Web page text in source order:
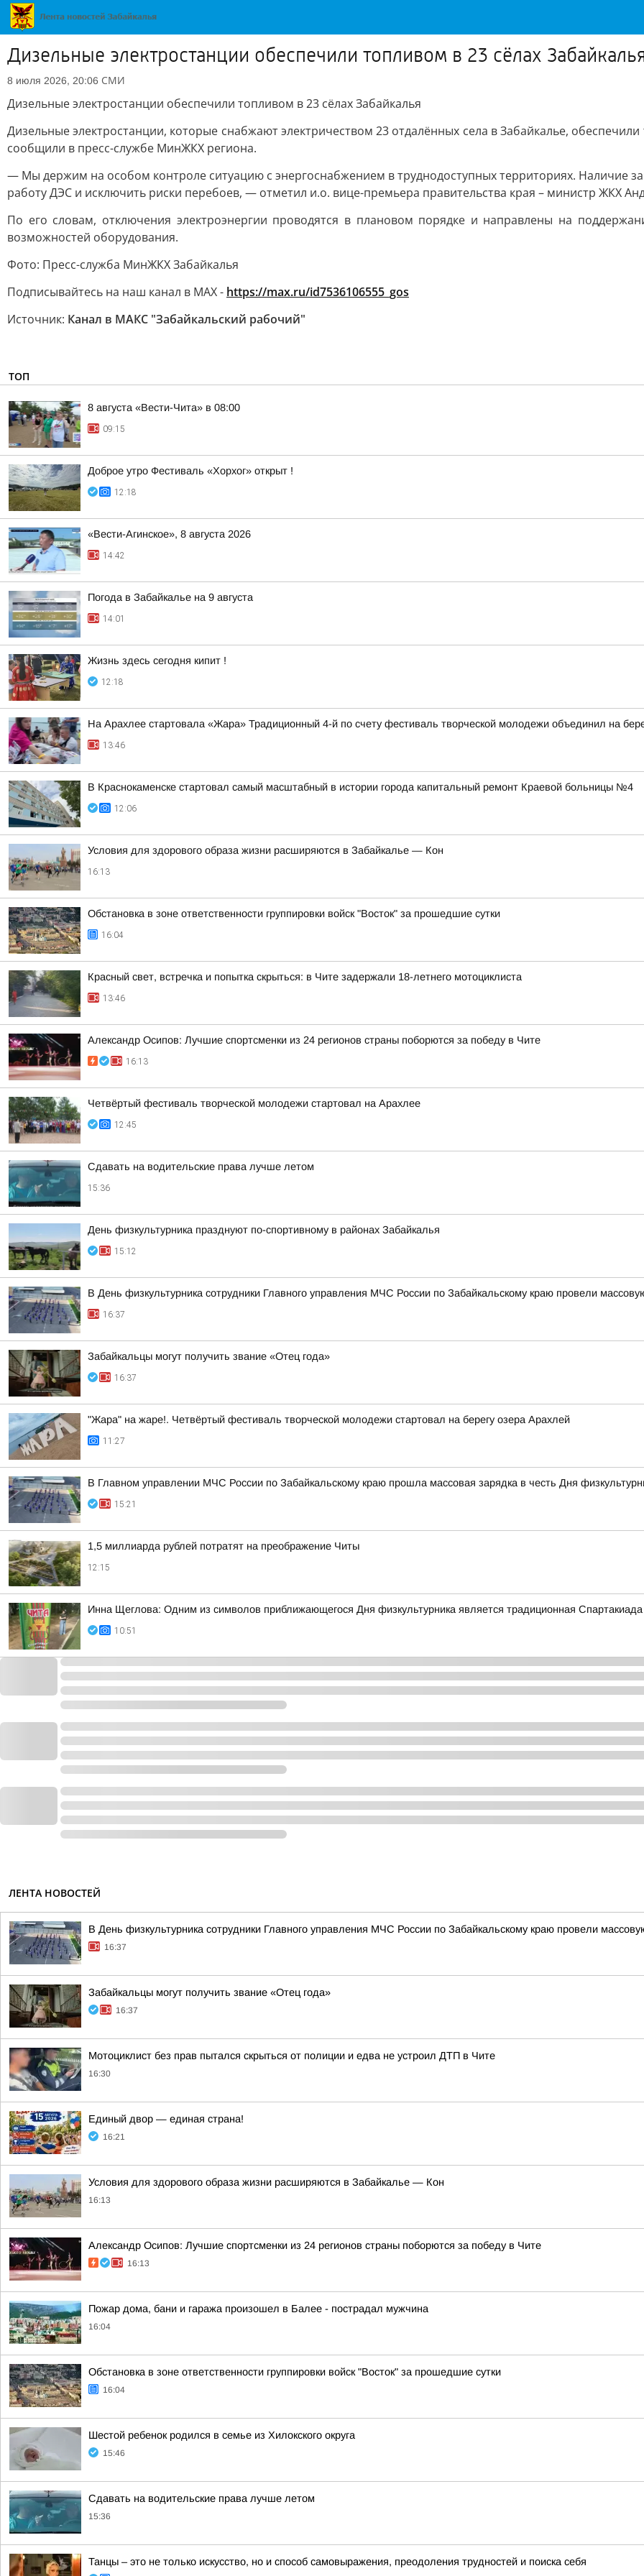
Дизельные электростанции обеспечили топливом в 23 сёлах
8 июля 2026, 20:06 СМИ
Дизельные электростанции обеспечили топливом в 23 сёлах Забайкалья
Дизельные электростанции, которые снабжают электричеством 23 отдалённых села в Забайкалье,
сообщили в пресс-службе МинЖКХ региона.
— Мы держим на особом контроле ситуацию с энергоснабжением в труднодоступных территориях. Наличие
работу ДЭС и исключить риски перебоев, — отметил и.о. вице-премьера правительства края – министр ЖКХ
По его словам, отключения электроэнергии проводятся в плановом порядке и направлены на
возможностей оборудования.
Фото: Пресс-служба МинЖКХ Забайкалья
Подписывайтесь на наш канал в MAX - https://max.ru/id7536106555_gos
Источник: Канал в МАКС "Забайкальский рабочий"
ТОП
8 августа «Вести-Чита» в 08:00
09:15
Доброе утро Фестиваль «Хорхог» открыт !
12:18
«Вести-Агинское», 8 августа 2026
14:42
Погода в Забайкалье на 9 августа
14:01
Жизнь здесь сегодня кипит !
12:18
На Арахлее стартовала «Жара» Традиционный 4-й по счету фестиваль творческой молодежи объединил на
13:46
В Краснокаменске стартовал самый масштабный в истории города капитальный ремонт Краевой больницы №4
12:06
Условия для здорового образа жизни расширяются в Забайкалье — Кон
16:13
Обстановка в зоне ответственности группировки войск "Восток" за прошедшие сутки
16:04
Красный свет, встречка и попытка скрыться: в Чите задержали 18-летнего мотоциклиста
13:46
Александр Осипов: Лучшие спортсменки из 24 регионов страны поборются за победу в Чите
16:13
Четвёртый фестиваль творческой молодежи стартовал на Арахлее
12:45
Сдавать на водительские права лучше летом
15:36
День физкультурника празднуют по-спортивному в районах Забайкалья
15:12
В День физкультурника сотрудники Главного управления МЧС России по Забайкальскому краю провели
16:37
Забайкальцы могут получить звание «Отец года»
16:37
"Жара" на жаре!. Четвёртый фестиваль творческой молодежи стартовал на берегу озера Арахлей
11:27
В Главном управлении МЧС России по Забайкальскому краю прошла массовая зарядка в честь Дня
15:21
1,5 миллиарда рублей потратят на преображение Читы
12:15
Инна Щеглова: Одним из символов приближающегося Дня физкультурника является традиционная Спартакиада
10:51
ЛЕНТА НОВОСТЕЙ
В День физкультурника сотрудники Главного управления МЧС России по Забайкальскому краю провели
16:37
Забайкальцы могут получить звание «Отец года»
16:37
Мотоциклист без прав пытался скрыться от полиции и едва не устроил ДТП в Чите
16:30
Единый двор — единая страна!
16:21
Условия для здорового образа жизни расширяются в Забайкалье — Кон
16:13
Александр Осипов: Лучшие спортсменки из 24 регионов страны поборются за победу в Чите
16:13
Пожар дома, бани и гаража произошел в Балее - пострадал мужчина
16:04
Обстановка в зоне ответственности группировки войск "Восток" за прошедшие сутки
16:04
Шестой ребенок родился в семье из Хилокского округа
15:46
Сдавать на водительские права лучше летом
15:36
Танцы – это не только искусство, но и способ самовыражения, преодоления трудностей и поиска себя